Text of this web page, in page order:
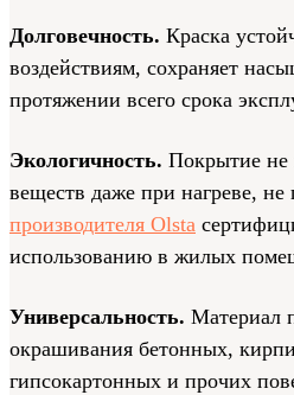
Долговечность. Краска
воздействиям, сохраняет
протяжении всего срока
Экологичность. Покрытие не
веществ даже при нагреве,
производителя Olsta
использованию в жилых
Универсальность. Материал
окрашивания бетонных,
гипсокартонных и прочих